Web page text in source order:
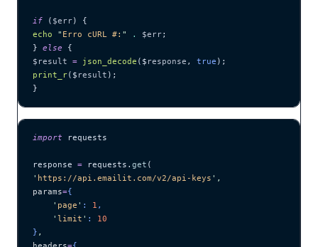
if ( $err) {
echo " Erro cURL #: " . $err;
} else {
$result = json_decode ($ response , true );
print_r($ result );
}
import requests
response = requests. get (
' https://api.emailit.com/v2/api-keys ' ,
params={
    '
page ' : 1 ,
    '
limit ' : 10
} ,